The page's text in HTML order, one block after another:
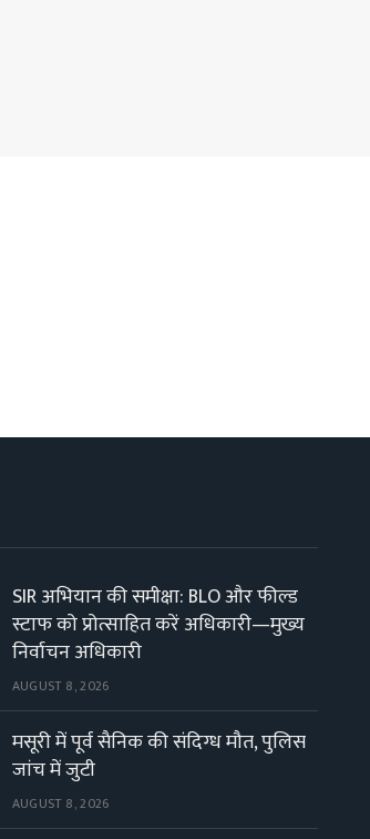
SIR अभियान की समीक्षा: BLO और फील्ड
स्टाफ को प्रोत्साहित करें अधिकारी—मुख्य
निर्वाचन अधिकारी
AUGUST 8, 2026
मसूरी में पूर्व सैनिक की संदिग्ध मौत, पुलिस
जांच में जुटी
AUGUST 8, 2026